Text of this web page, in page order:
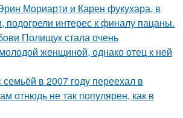
Мориарти и Карен фукухара, в
подогрели интерес к финалу пацаны.
Полищук стала очень
женщиной, однако отец к ней
семьёй в 2007 году переехал в
отнюдь не так популярен, как в